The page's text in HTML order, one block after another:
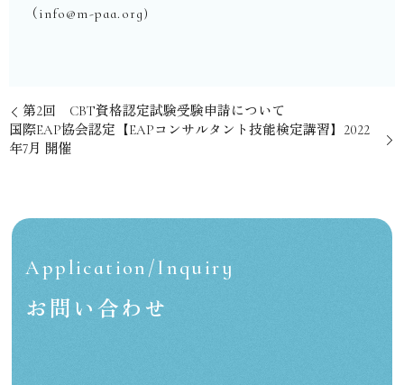
（info@m-paa.org)
第2回 CBT資格認定試験受験申請について
国際EAP協会認定【EAPコンサルタント技能検定講習】2022
年7月 開催
Application/Inquiry
お問い合わせ